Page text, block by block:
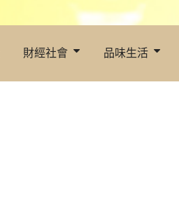
財經社會 品味生活